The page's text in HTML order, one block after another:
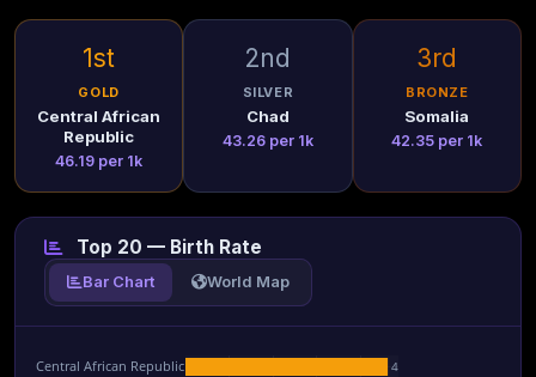
1st
GOLD
Central African
Republic
46.19 per 1k
2nd
SILVER
Chad
43.26 per 1k
3rd
BRONZE
Somalia
42.35 per 1k
Top 20 — Birth Rate
Bar Chart World Map
46.19 per 1k
Central African Republic